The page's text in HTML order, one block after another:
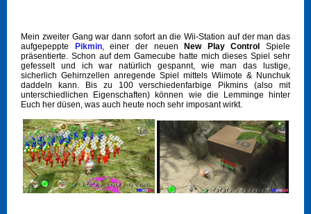
Mein zweiter Gang war dann sofort an die Wii-Station auf der man das
aufgepeppte
Pikmin, einer der neuen New Play Control
Spiele
präsentierte. Schon auf dem Gamecube hatte mich dieses Spiel sehr
gefesselt und ich war natürlich gespannt, wie man das lustige,
sicherlich Gehirnzellen anregende Spiel mittels Wiimote & Nunchuk
daddeln kann. Bis zu 100 verschiedenfarbige Pikmins (also mit
unterschiedlichen Eigenschaften) können wie die Lemminge hinter
Euch her düsen, was auch heute noch sehr imposant wirkt.